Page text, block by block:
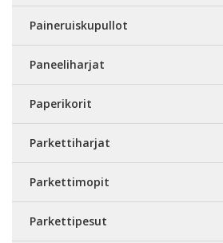
Paineruiskupullot
Paneeliharjat
Paperikorit
Parkettiharjat
Parkettimopit
Parkettipesut